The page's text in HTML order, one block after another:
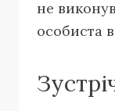
не
особиста